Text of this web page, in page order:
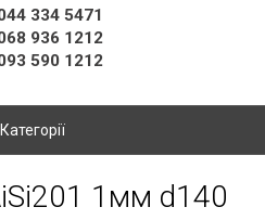
334 5471
936 1212
590 1212
1мм d140